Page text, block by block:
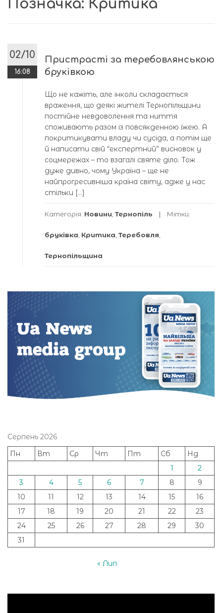
Позначка: Критика
02/10
16:08
Пристрасті за теребовлянською
бруківкою
Що не кажіть, але інколи складається
враження, що деякі жителі Тернопільщини
постійне невдоволення та ниття
споживають разом із повсякденною їжею. А
покритикувати владу чи сусіда, а потім ще
й написати свій “експертний” висновок у
соцмережах – то взагалі святе діло. Тож
дуже дивно, чому Україна – ще не
найпрогресивніша країна світу, адже у нас
стільки […]
Категорія: Новини Тернопіль Мітки:
бруківка Критика Теребовля
Тернопільщина
Серпень 2026
Пн
Вт Ср Чт Пт Сб
Нд
1
2
3
4 5 6 7 8
9
10
11 12 13 14 15
16
17
18 19 20 21 22
23
24
25 26 27 28 29
30
31
« Лип